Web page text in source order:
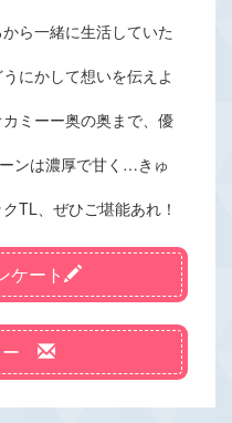
ら一緒に生活していた
にかして想いを伝えよ
ミーー奥の奥まで、優
ンは濃厚で甘く…きゅ
TL、ぜひご堪能あれ！
ケート
ー